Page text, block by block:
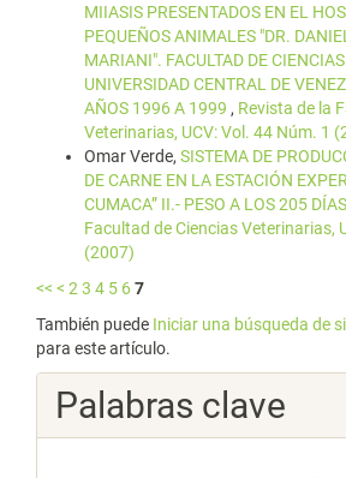
MIIASIS PRESENTADOS EN EL
PEQUEÑOS ANIMALES "DR.
MARIANI". FACULTAD DE
UNIVERSIDAD CENTRAL DE
AÑOS 1996 A 1999 , Revista de la
Veterinarias, UCV: Vol. 44 Núm. 1
Omar Verde, SISTEMA DE
DE CARNE EN LA ESTACIÓN
CUMACA” II.- PESO A LOS 205 DÍAS
Facultad de Ciencias Veterinarias,
(2007)
<< < 2 3 4 5 67
También puede Iniciar una búsqueda de
para este artículo.
Palabras clave